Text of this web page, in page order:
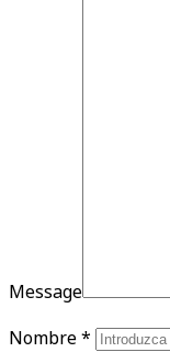
Message
Nombre*